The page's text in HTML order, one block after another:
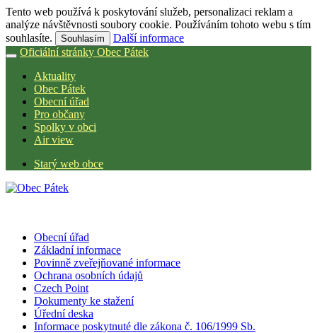
Tento web používá k poskytování služeb, personalizaci reklam a
analýze návštěvnosti soubory cookie. Používáním tohoto webu s tím
souhlasíte.
Souhlasím
Další informace
Oficiální stránky Obec Pátek
Aktuality
Obec Pátek
Obecní úřad
Pro občany
Spolky v obci
Air view
Starý web obce
Obecní úřad
Základní informace
Povinně zveřejňované informace
Ochrana osobních údajů
Czech Point
Dokumenty ke stažení
Úřední deska
Informace poskytnuté dle zákona č. 106/1999 Sb.